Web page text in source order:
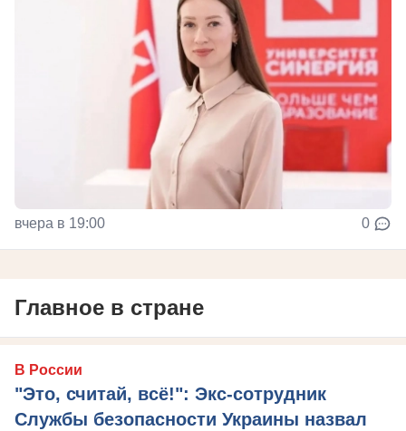
вчера в 19:00 0
Главное в стране
В России
"Это, считай, всё!": Экс-сотрудник
Службы безопасности Украины назвал